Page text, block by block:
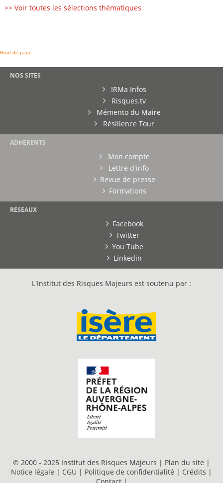
>> Voir toutes les sélections thématiques
Haut de page
NOS SITES
IRMa Infos
Risques.tv
Mémento du Maire
Résilience Tour
ADHERENTS
Mon compte
Lettre d'info
Revue de presse
Formations
RESEAUX
Facebook
Twitter
You Tube
Linkedin
L'Institut des Risques Majeurs est soutenu par :
© 2000 - 2025 Institut des Risques Majeurs | Plan du site |
Notice légale | CGU | Politique de confidentialité | Crédits |